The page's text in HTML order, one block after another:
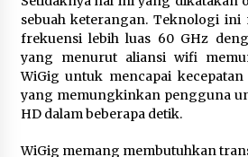
Kemenkum
RI dan Hari
melalui Fun
9 Agustus 2026
sebuah keterangan. Teknologi ini
frekuensi lebih luas 60 GHz
yang menurut aliansi wifi
WiGig untuk mencapai
yang memungkinkan pengguna
HD dalam beberapa detik.
WiGig memang membutuhkan